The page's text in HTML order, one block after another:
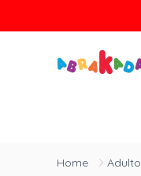
Adulto